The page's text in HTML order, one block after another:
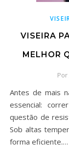
VISEIRA
MELHOR
Por
Antes de mais nada, é importante reconhecer um ponto
essencial:
questão de
Sob altas
forma eficiente.…